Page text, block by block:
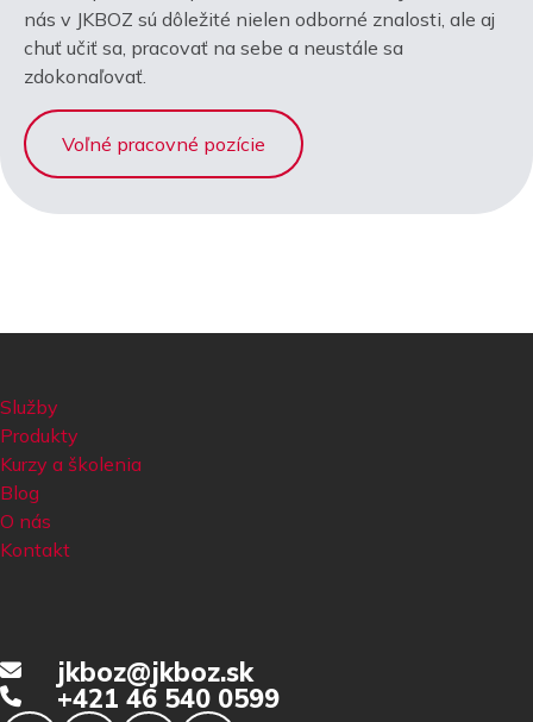
nás v JKBOZ sú dôležité nielen odborné znalosti, ale aj
chuť učiť sa, pracovať na sebe a neustále sa
zdokonaľovať.
Voľné pracovné pozície
Služby
Produkty
Kurzy a školenia
Blog
O nás
Kontakt
jkboz@jkboz.sk
+421 46 540 0599